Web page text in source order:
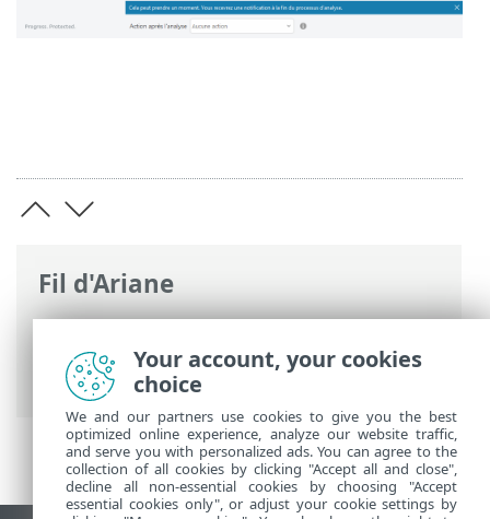
Fil d'Ariane
Aide en ligne d'ESET>ESET Internet
Security >Installation> Première analyse
après l'installation
Your account, your cookies
choice
We and our partners use cookies to give you the best
optimized online experience, analyze our website traffic,
and serve you with personalized ads. You can agree to the
collection of all cookies by clicking "Accept all and close",
decline all non-essential cookies by choosing "Accept
essential cookies only", or adjust your cookie settings by